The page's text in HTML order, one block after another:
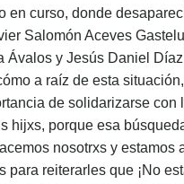
en curso, donde
Salomón Aceves
Ávalos y Jesús Daniel
a raíz de esta
de solidarizarse con
hijxs, porque esa
nosotrxs y estamos
para reiterarles que ¡No